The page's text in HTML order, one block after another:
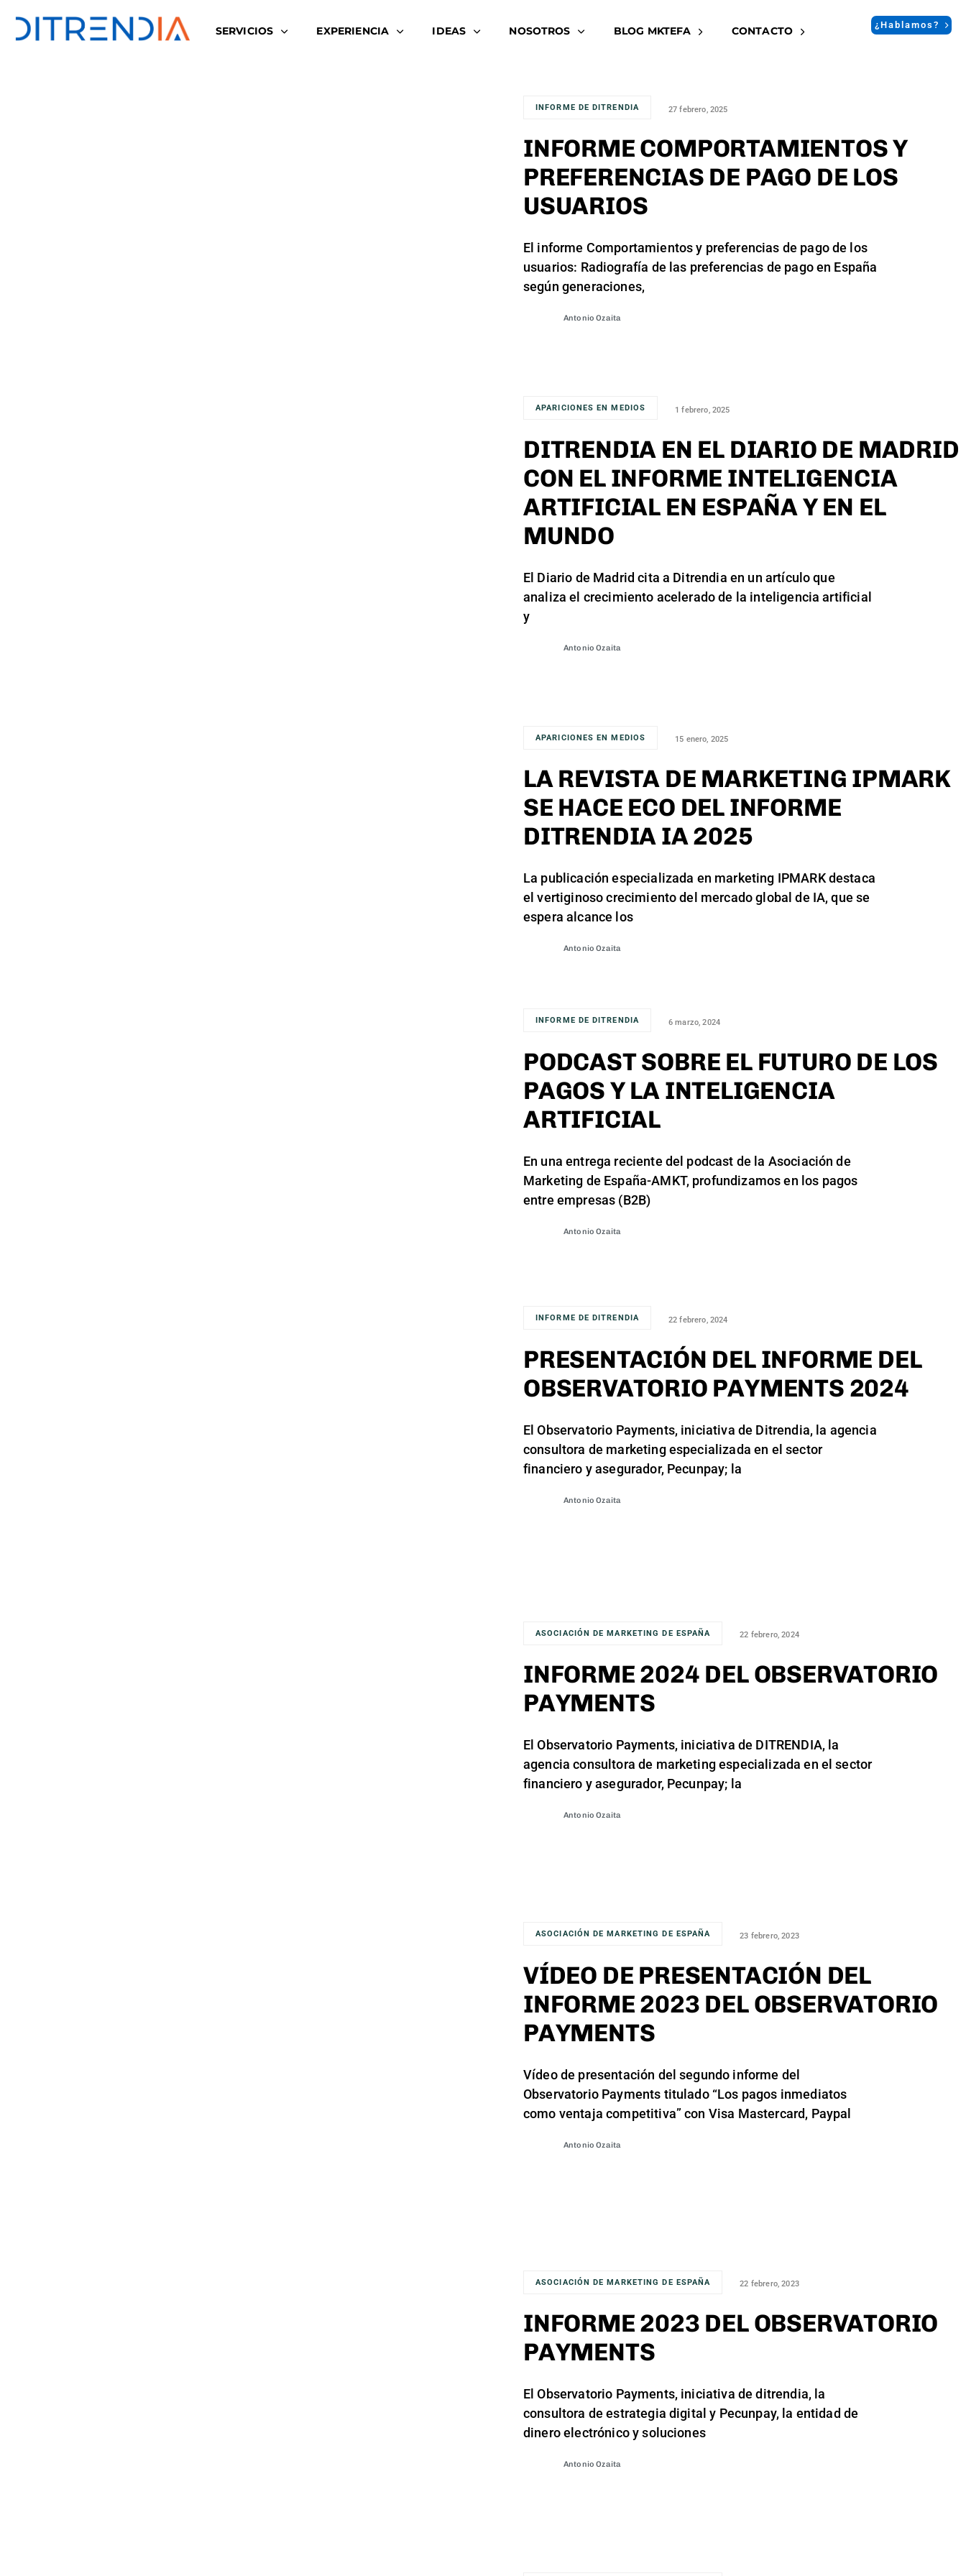
SERVICIOS EXPERIENCIA IDEAS NOSOTROS BLOG MKTEFA CONTACTO ¿Hablamos?
INFORME DE DITRENDIA 27 febrero, 2025
INFORME COMPORTAMIENTOS Y
PREFERENCIAS DE PAGO DE LOS
USUARIOS
El informe Comportamientos y preferencias de pago de los
usuarios: Radiografía de las preferencias de pago en España
según generaciones,
Antonio Ozaita
APARICIONES EN MEDIOS 1 febrero, 2025
DITRENDIA EN EL DIARIO DE MADRID
CON EL INFORME INTELIGENCIA
ARTIFICIAL EN ESPAÑA Y EN EL
MUNDO
El Diario de Madrid cita a Ditrendia en un artículo que
analiza el crecimiento acelerado de la inteligencia artificial
y
Antonio Ozaita
APARICIONES EN MEDIOS 15 enero, 2025
LA REVISTA DE MARKETING IPMARK
SE HACE ECO DEL INFORME
DITRENDIA IA 2025
La publicación especializada en marketing IPMARK destaca
el vertiginoso crecimiento del mercado global de IA, que se
espera alcance los
Antonio Ozaita
INFORME DE DITRENDIA 6 marzo, 2024
PODCAST SOBRE EL FUTURO DE LOS
PAGOS Y LA INTELIGENCIA
ARTIFICIAL
En una entrega reciente del podcast de la Asociación de
Marketing de España-AMKT, profundizamos en los pagos
entre empresas (B2B)
Antonio Ozaita
INFORME DE DITRENDIA 22 febrero, 2024
PRESENTACIÓN DEL INFORME DEL
OBSERVATORIO PAYMENTS 2024
El Observatorio Payments, iniciativa de Ditrendia, la agencia
consultora de marketing especializada en el sector
financiero y asegurador, Pecunpay; la
Antonio Ozaita
ASOCIACIÓN DE MARKETING DE ESPAÑA 22 febrero, 2024
INFORME 2024 DEL OBSERVATORIO
PAYMENTS
El Observatorio Payments, iniciativa de DITRENDIA, la
agencia consultora de marketing especializada en el sector
financiero y asegurador, Pecunpay; la
Antonio Ozaita
ASOCIACIÓN DE MARKETING DE ESPAÑA 23 febrero, 2023
VÍDEO DE PRESENTACIÓN DEL
INFORME 2023 DEL OBSERVATORIO
PAYMENTS
Vídeo de presentación del segundo informe del
Observatorio Payments titulado “Los pagos inmediatos
como ventaja competitiva” con Visa Mastercard, Paypal
Antonio Ozaita
ASOCIACIÓN DE MARKETING DE ESPAÑA 22 febrero, 2023
INFORME 2023 DEL OBSERVATORIO
PAYMENTS
El Observatorio Payments, iniciativa de ditrendia, la
consultora de estrategia digital y Pecunpay, la entidad de
dinero electrónico y soluciones
Antonio Ozaita